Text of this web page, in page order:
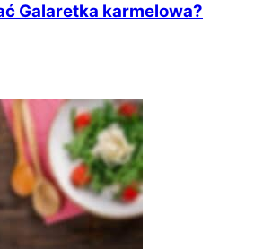
Galaretka karmelowa?